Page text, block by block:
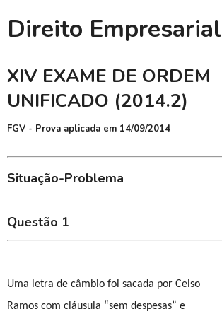
Direito Empresarial
XIV EXAME DE ORDEM
UNIFICADO (2014.2)
FGV - Prova aplicada em 14/09/2014
Situação-Problema
Questão 1
Uma letra de câmbio foi sacada por Celso
Ramos com cláusula “sem despesas” e